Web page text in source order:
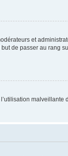
et
de passer au rang
malveillante